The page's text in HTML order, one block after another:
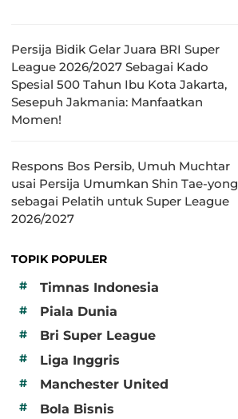
Persija Bidik Gelar Juara BRI Super
League 2026/2027 Sebagai Kado
Spesial 500 Tahun Ibu Kota Jakarta,
Sesepuh Jakmania: Manfaatkan
Momen!
Respons Bos Persib, Umuh Muchtar
usai Persija Umumkan Shin Tae-yong
sebagai Pelatih untuk Super League
2026/2027
TOPIK POPULER
#
Timnas Indonesia
# Piala Dunia
# Bri Super League
# Liga Inggris
# Manchester United
# Bola Bisnis